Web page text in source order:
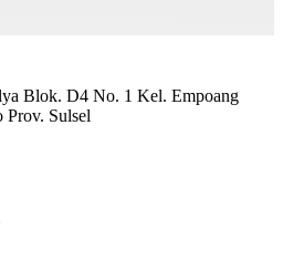
Blok. D4 No. 1 Kel. Empoang
Prov. Sulsel